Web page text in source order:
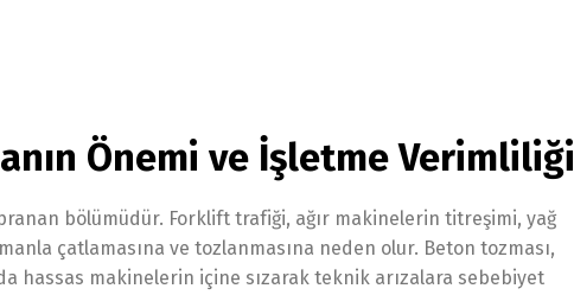
Önemi ve İşletme Verimliliği
bölümüdür. Forklift trafiği, ağır makinelerin titreşimi, yağ
çatlamasına ve tozlanmasına neden olur. Beton tozması,
hassas makinelerin içine sızarak teknik arızalara sebebiyet